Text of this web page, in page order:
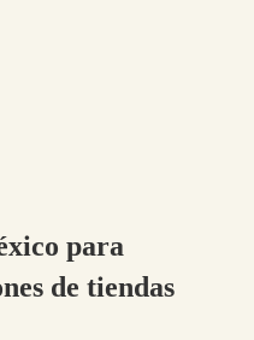
para
de tiendas